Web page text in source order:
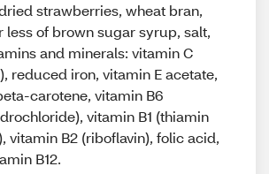
strawberries, wheat bran,
less of brown sugar syrup, salt,
and minerals: vitamin C
reduced iron, vitamin E acetate,
carotene, vitamin B6
vitamin B1 (thiamin
vitamin B2 (riboflavin), folic acid,
B12.